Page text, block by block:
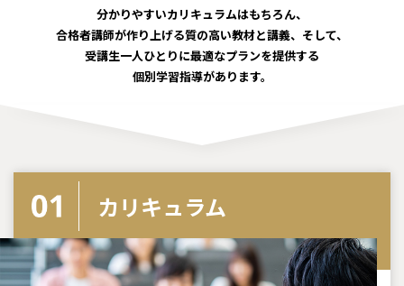
分かりやすいカリキュラムはもちろん、
合格者講師が作り上げる質の高い教材と講義、そして、
受講生一人ひとりに最適なプランを提供する
個別学習指導があります。
カリキュラム